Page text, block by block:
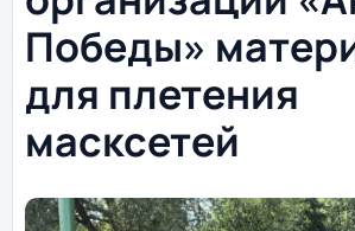
Победы»
для плетения
масксетей